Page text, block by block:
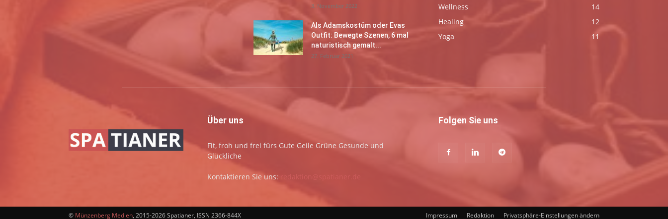
3. November 2022
Als Adamskostüm oder Evas
Outfit: Bewegte Szenen, 6 mal
naturistisch gemalt...
27. Februar 2021
Wellness
14
Healing
12
Yoga
11
Über uns
Fit, froh und frei fürs Gute Geile Grüne Gesunde und
Glückliche
Kontaktieren Sie uns: redaktion@spatianer.de
Folgen Sie uns
Impressum Redaktion Privatsphäre-Einstellungen ändern
© Münzenberg Medien, 2015-2026 Spatianer, ISSN 2366-844X